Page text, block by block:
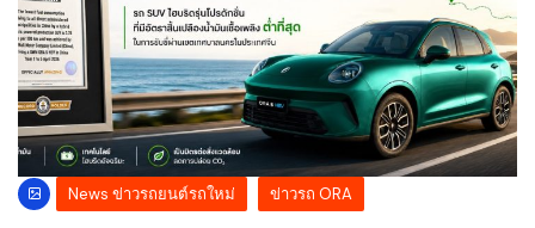
News ข่าวรถยนต์รถใหม่ ข่าวรถ ORA